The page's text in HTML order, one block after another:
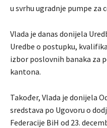
u svrhu ugradnje pumpe za
Vlada je danas donijela
Uredbe o postupku,
izbor poslovnih banaka za
kantona.
Također, Vlada je donijela
sredstava po Ugovoru o
Federacije BiH od 23.